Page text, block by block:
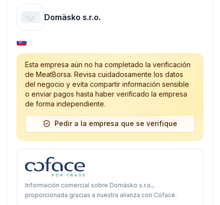
Domäsko s.r.o.
Esta empresa aún no ha completado la verificación
de MeatBorsa. Revisa cuidadosamente los datos
del negocio y evita compartir información sensible
o enviar pagos hasta haber verificado la empresa
de forma independiente.
Pedir a la empresa que se verifique
Información comercial sobre Domäsko s.r.o.,
proporcionada gracias a nuestra alianza con Coface.